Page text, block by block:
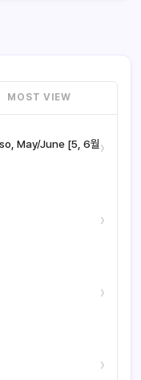
MOST VIEW
May/June [5, 6월›
›
›
›